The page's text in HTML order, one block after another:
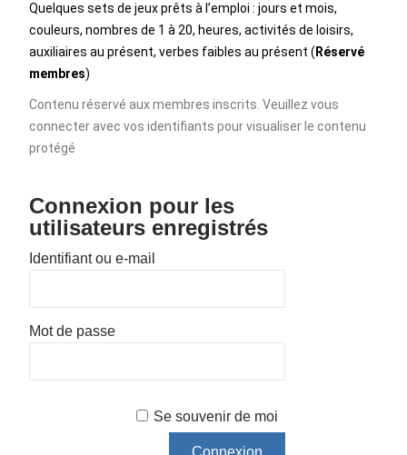
Quelques sets de jeux prêts à l’emploi : jours et mois,
couleurs, nombres de 1 à 20, heures, activités de loisirs,
auxiliaires au présent, verbes faibles au présent ( Réservé
membres)
Contenu réservé aux membres inscrits. Veuillez vous
connecter avec vos identifiants pour visualiser le contenu
protégé
Connexion pour les
utilisateurs enregistrés
Identifiant ou e-mail
Mot de passe
Se souvenir de moi